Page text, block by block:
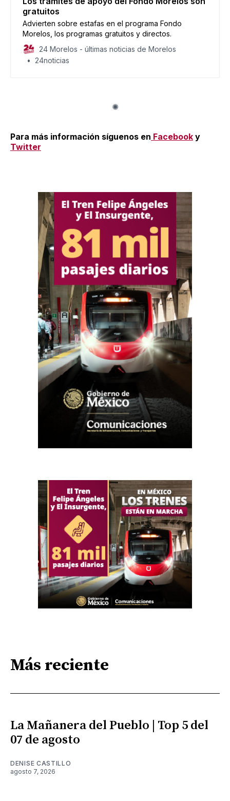
gratuitos
Advierten sobre estafas en el programa Fondo
Morelos, los programas gratuitos y directos.
24 Morelos - últimas noticias de Morelos
24noticias
Para más información síguenos en Facebook y
Twitter
Más reciente
La Mañanera del Pueblo | Top 5 del
07 de agosto
DENISE CASTILLO
agosto 7, 2026